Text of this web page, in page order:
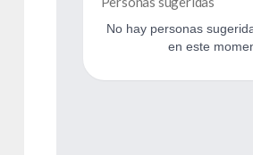
No hay personas
en este